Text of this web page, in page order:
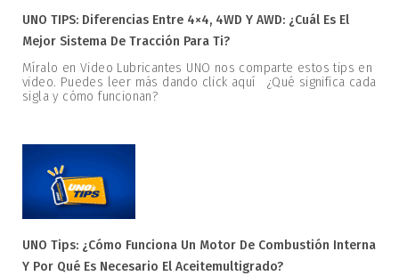
UNO TIPS: Diferencias Entre 4×4, 4WD Y AWD: ¿Cuál Es El
Mejor Sistema De Tracción Para Ti?
Míralo en Video Lubricantes UNO nos comparte estos tips en
video. Puedes leer más dando click aquí ¿Qué significa cada
sigla y cómo funcionan?
UNO Tips: ¿Cómo Funciona Un Motor De Combustión Interna
Y Por Qué Es Necesario El Aceitemultigrado?